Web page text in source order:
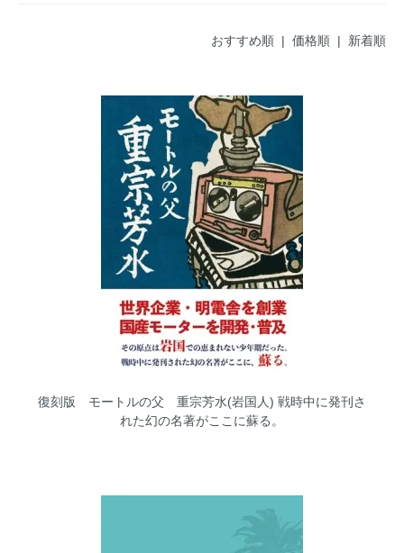
おすすめ順 | 価格順 | 新着順
復刻版 モートルの父 重宗芳水(岩国人) 戦時中に発刊さ
れた幻の名著がここに蘇る。